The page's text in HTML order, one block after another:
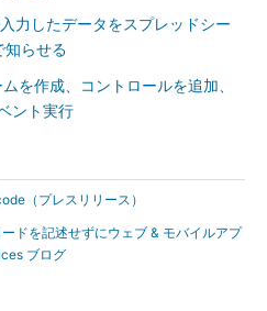
力したデータをスプレッドシー
知らせる
を作成、コントロールを追加、
ント実行
（プレスリリース）
ドを記述せずにウェブ & モバイルアプ
ブログ